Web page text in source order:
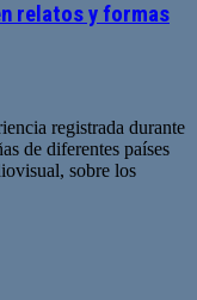
relatos y formas
registrada durante
de diferentes países
sobre los